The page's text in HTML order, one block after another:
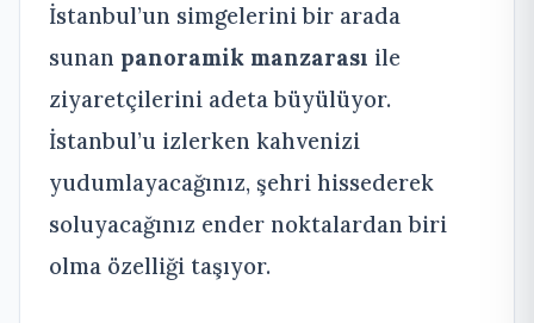
İstanbul’un simgelerini bir arada
sunan panoramik manzarası ile
ziyaretçilerini adeta büyülüyor.
İstanbul’u izlerken kahvenizi
yudumlayacağınız, şehri hissederek
soluyacağınız ender noktalardan biri
olma özelliği taşıyor.